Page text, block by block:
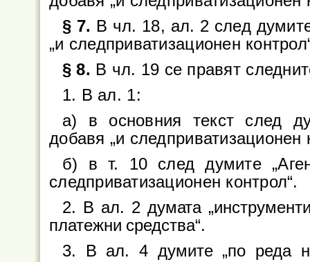
§ 7. В чл. 18, ал. 2 след
„и следприватизационен
§ 8. В чл. 19 се правят
1. В ал. 1:
а) в основния текст след
добавя „и следприватизационен
б) в т. 10 след думите
следприватизационен контрол“.
2. В ал. 2 думата
платежни средства“.
3. В ал. 4 думите „по реда